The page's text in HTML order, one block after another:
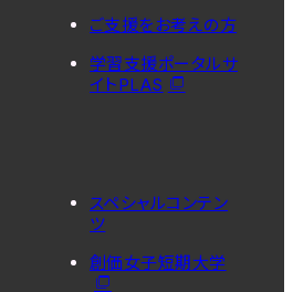
ご支援をお考えの方
学習支援ポータルサ
イトPLAS
スペシャルコンテン
ツ
創価女子短期大学